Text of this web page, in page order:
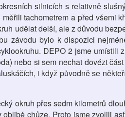
silnicích s relativně
tachometrem a před všemi
udělat delší, ale z důvodu
závodu bylo k dispozici
DEPO 2 jsme umístili
nebo si sem nechat dovézt
i když původně se
okruh přes sedm kilometrů
chůze. Proto jsme zvolili